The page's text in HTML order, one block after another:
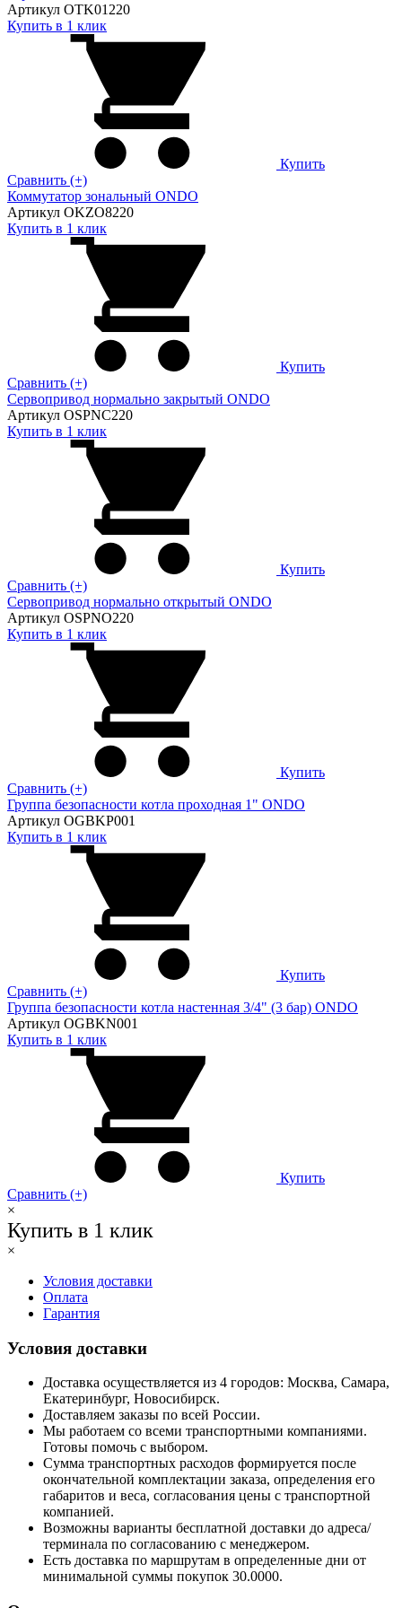
Артикул OTK01220
Купить в 1 клик
Купить
Сравнить (+)
Коммутатор зональный ONDO
Артикул OKZO8220
Купить в 1 клик
Купить
Сравнить (+)
Сервопривод нормально закрытый ONDO
Артикул OSPNC220
Купить в 1 клик
Купить
Сравнить (+)
Сервопривод нормально открытый ONDO
Артикул OSPNO220
Купить в 1 клик
Купить
Сравнить (+)
Группа безопасности котла проходная 1" ONDO
Артикул OGBKP001
Купить в 1 клик
Купить
Сравнить (+)
Группа безопасности котла настенная 3/4" (3 бар) ONDO
Артикул OGBKN001
Купить в 1 клик
Купить
Сравнить (+)
×
Купить в 1 клик
×
Условия доставки
Оплата
Гарантия
Условия доставки
Доставка осуществляется из 4 городов: Москва, Самара,
Екатеринбург, Новосибирск.
Доставляем заказы по всей России.
Мы работаем со всеми транспортными компаниями.
Готовы помочь с выбором.
Сумма транспортных расходов формируется после
окончательной комплектации заказа, определения его
габаритов и веса, согласования цены с транспортной
компанией.
Возможны варианты бесплатной доставки до адреса/
терминала по согласованию с менеджером.
Есть доставка по маршрутам в определенные дни от
минимальной суммы покупок 30.0000.